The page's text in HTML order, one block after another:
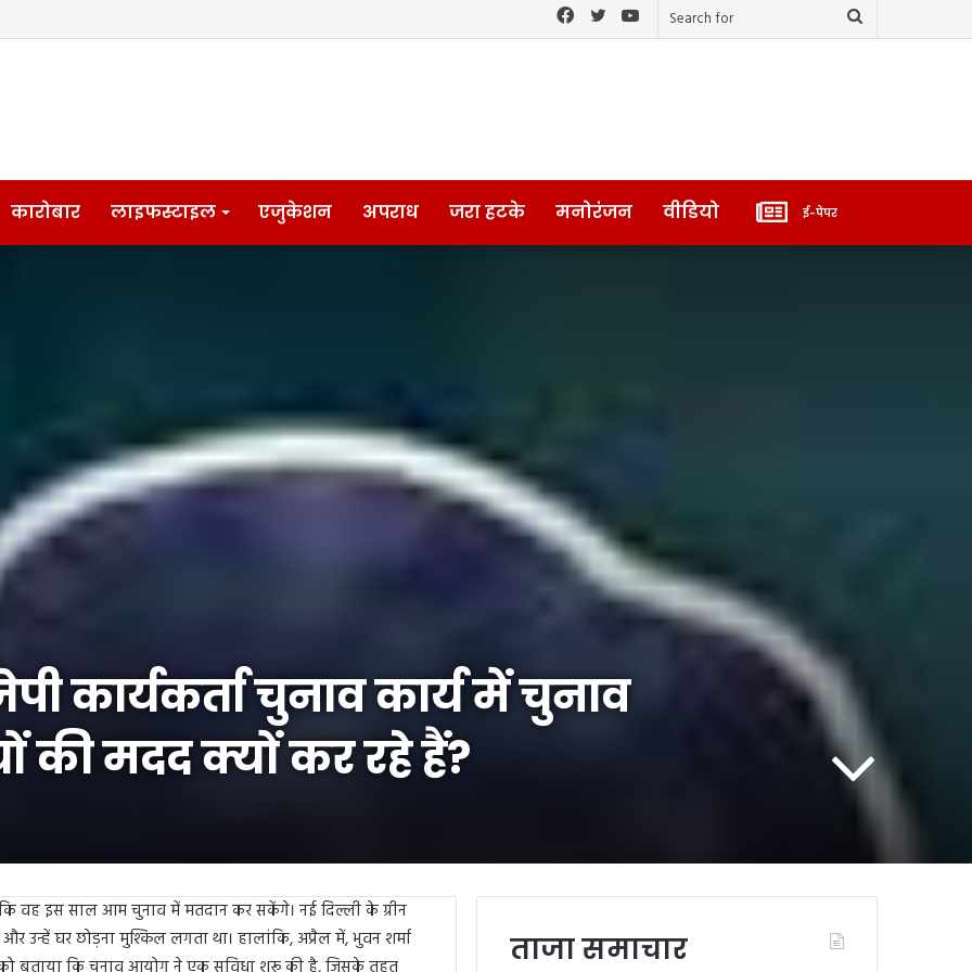
Search
YouTube
Twitter
Facebook
कारोबार लाइफस्टाइल एजुकेशन अपराध जरा हटके मनोरंजन वीडियो ई-
ई-पेपर
कार्यकर्ता चुनाव कार्य में चुनाव
की मदद क्यों कर रहे हैं?
वह इस साल आम चुनाव में मतदान कर सकेंगे। नई दिल्ली के ग्रीन
घर छोड़ना मुश्किल लगता था। हालांकि, अप्रैल में, भुवन शर्मा
ताजा समाचार